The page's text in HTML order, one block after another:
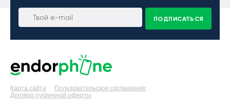
ПОДПИСАТЬСЯ
Карта сайта
Пользовательское соглашение
Договор публичной оферты